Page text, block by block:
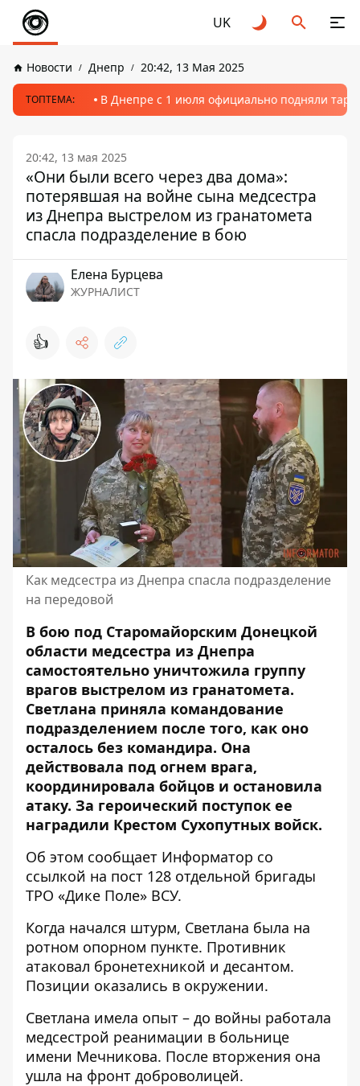
UK
Новости Днепр 20:42, 13 Мая 2025
ТОПТЕМА: В Днепре с 1 июля официально подняли
20:42, 13 мая 2025
«Они были всего через два дома»:
потерявшая на войне сына медсестра
из Днепра выстрелом из гранатомета
спасла подразделение в бою
Елена Бурцева
ЖУРНАЛИСТ
👍
Как медсестра из Днепра спасла подразделение
на передовой
В бою под Старомайорским Донецкой
области медсестра из Днепра
самостоятельно уничтожила группу
врагов выстрелом из гранатомета.
Светлана приняла командование
подразделением после того, как оно
осталось без командира. Она
действовала под огнем врага,
координировала бойцов и остановила
атаку. За героический поступок ее
наградили Крестом Сухопутных войск.
Об этом сообщает Информатор со
ссылкой на пост 128 отдельной бригады
ТРО «Дике Поле» ВСУ.
Когда начался штурм, Светлана была на
ротном опорном пункте. Противник
атаковал бронетехникой и десантом.
Позиции оказались в окружении.
Светлана имела опыт – до войны работала
медсестрой реанимации в больнице
имени Мечникова. После вторжения она
ушла на фронт доброволицей.